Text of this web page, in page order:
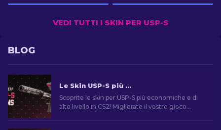
VEDI TUTTI I SKIN PER USP-S
BLOG
Le Skin USP-S più Economiche in CS2: La Classifica [2026]
Scoprite le skin per USP-S più economiche e di
alto livello in CS2! Migliorate il vostro gioco